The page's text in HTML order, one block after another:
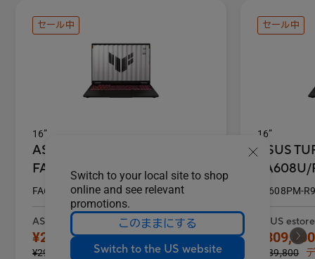
Switch to your local site to shop
online and see relevant
promotions.
このままにする
Switch to the US website
セール中
16”
ASUS TUF Gaming A16
FA608U/P
FA608UH-R7R5050EC
ASUS estoreの価格
¥219,800
¥299,800 ディスカウント ¥80,000
セール中
16”
ASUS
FA608U/
FA608PM-
ASUS
¥309,800
¥389,800